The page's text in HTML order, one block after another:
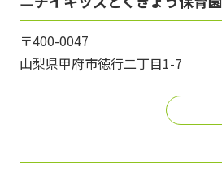
〒400-0047
山梨県甲府市徳行二丁目1-7